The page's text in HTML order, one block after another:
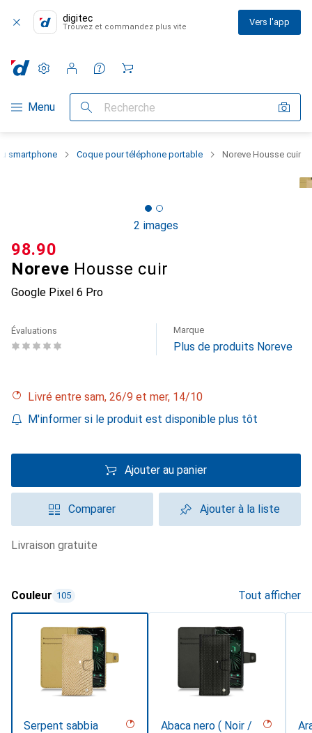
digitec
Trouvez et commandez plus vite Vers l'app
Navigation par catégorie
Menu Recherche
Paramètres
Compte client
Listes de comparaison
Listes d'envies
Panier
smartphone Coque pour téléphone portable Noreve Housse cuir
2 images
Noreve Housse cuir
Google Pixel 6 Pro
CHF
98.90
Évaluations Marque
Plus de produits Noreve
Livré entre sam, 26/9 et mer, 14/10
M'informer si le produit est disponible plus tôt
Ajouter au panier
Comparer Ajouter à la liste
livraison gratuite
Couleur 105 Tout afficher
Serpent sabbia
Abaca nero ( Noir /